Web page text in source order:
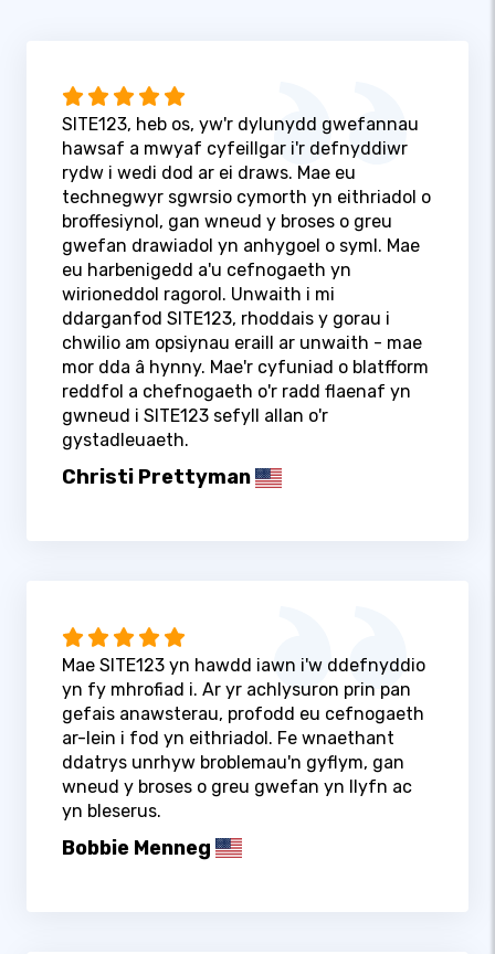
SITE123, heb os, yw'r dylunydd gwefannau
hawsaf a mwyaf cyfeillgar i'r defnyddiwr
rydw i wedi dod ar ei draws. Mae eu
technegwyr sgwrsio cymorth yn eithriadol o
broffesiynol, gan wneud y broses o greu
gwefan drawiadol yn anhygoel o syml. Mae
eu harbenigedd a'u cefnogaeth yn
wirioneddol ragorol. Unwaith i mi
ddarganfod SITE123, rhoddais y gorau i
chwilio am opsiynau eraill ar unwaith - mae
mor dda â hynny. Mae'r cyfuniad o blatfform
reddfol a chefnogaeth o'r radd flaenaf yn
gwneud i SITE123 sefyll allan o'r
gystadleuaeth.
Christi Prettyman
Mae SITE123 yn hawdd iawn i'w ddefnyddio
yn fy mhrofiad i. Ar yr achlysuron prin pan
gefais anawsterau, profodd eu cefnogaeth
ar-lein i fod yn eithriadol. Fe wnaethant
ddatrys unrhyw broblemau'n gyflym, gan
wneud y broses o greu gwefan yn llyfn ac
yn bleserus.
Bobbie Menneg